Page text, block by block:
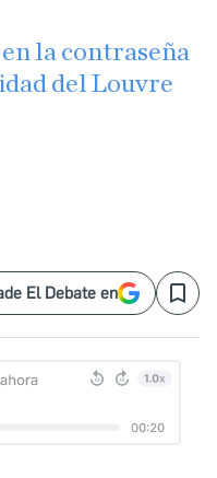
la contraseña
del Louvre
El Debate en Save